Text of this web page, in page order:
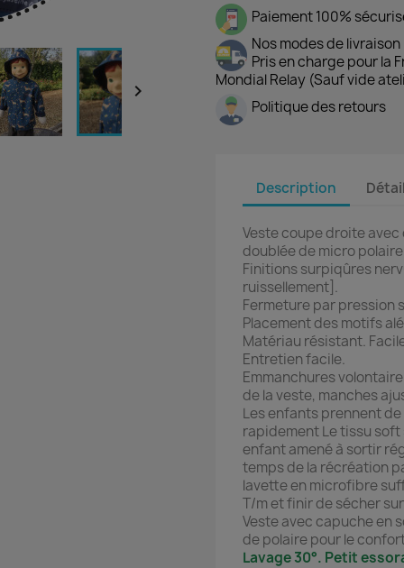

Paiement 100%
Nos modes de livraison
Pris en charge pour la
Mondial Relay (Sauf vide
Politique des retours
Description
Veste coupe droite avec
doublée de micro
Finitions surpiqûres
ruissellement].
Fermeture par pression
Placement des motifs
Matériau résistant.
Entretien facile.
Emmanchures
de la veste, manches
Les enfants prennent
rapidement Le tissu
enfant amené à sortir
temps de la récréation
lavette en microfibre
T/m et finir de sécher
Veste avec capuche en
de polaire pour le
Lavage 30°. Petit